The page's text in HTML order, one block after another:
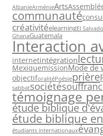
AlbanieArménieArts
communauté
créativitéelearningEl
GhanaGuatemala
Interaction
internetintégration
MexiquemissionMode de
objectiforalitéPoésieprière
sabbatsociété
témoignage
étude biblique
étude biblique
étudiants internationaux